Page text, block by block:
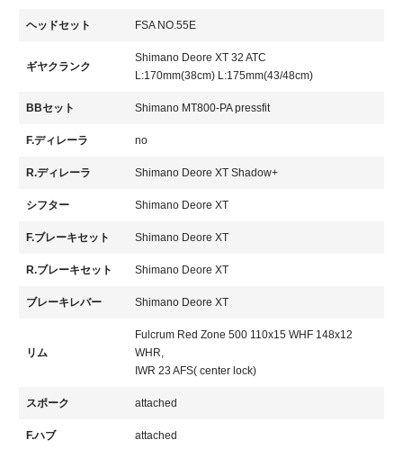
ヘッドセット FSA NO.55E
ギヤクランク
Shimano Deore XT 32 ATC
L:170mm(38cm) L:175mm(43/48cm)
BBセット Shimano MT800-PA pressfit
F.ディレーラ no
R.ディレーラ Shimano Deore XT Shadow+
シフター Shimano Deore XT
F.ブレーキセット Shimano Deore XT
R.ブレーキセット Shimano Deore XT
ブレーキレバー Shimano Deore XT
リム
Fulcrum Red Zone 500 110x15 WHF 148x12
WHR,
IWR 23 AFS( center lock)
スポーク attached
F.ハブ attached